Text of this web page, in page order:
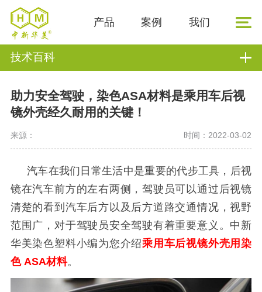
产品 案例 我们
技术百科
助力安全驾驶，染色ASA材料是乘用车后视
镜外壳经久耐用的关键！
来源： 时间：2022-03-02
汽车在我们日常生活中是重要的代步工具，后视
镜在汽车前方的左右两侧，驾驶员可以通过后视镜
清楚的看到汽车后方以及后方道路交通情况，视野
范围广，对于驾驶员安全驾驶有着重要意义。中新
华美染色塑料小编为您介绍乘用车后视镜外壳用染
色 ASA材料。